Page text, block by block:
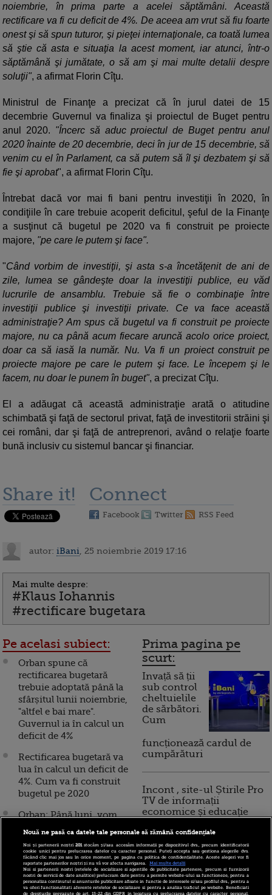
noiembrie, în prima parte a acelei săptămâni. Această
rectificare va fi cu deficit de 4%. De aceea am vrut să fiu foarte
onest şi să spun tuturor, şi pieţei internaţionale, ca toată lumea
să ştie că asta e situaţia la acest moment, iar atunci, într-o
săptămână şi jumătate, o să am şi mai multe detalii despre
soluţii", a afirmat Florin Cîţu.
Ministrul de Finanţe a precizat că în jurul datei de 15
decembrie Guvernul va finaliza şi proiectul de Buget pentru
anul 2020. "Încerc să aduc proiectul de Buget pentru anul
2020 înainte de 20 decembrie, deci în jur de 15 decembrie, să
venim cu el în Parlament, ca să putem să îl şi dezbatem şi să
fie şi aprobat", a afirmat Florin Cîţu.
Întrebat dacă vor mai fi bani pentru investiţii în 2020, în
condiţiile în care trebuie acoperit deficitul, şeful de la Finanţe
a susţinut că bugetul pe 2020 va fi construit pe proiecte
majore, "pe care le putem şi face".
"Când vorbim de investiţii, şi asta s-a încetăţenit de ani de
zile, lumea se gândeşte doar la investiţii publice, eu văd
lucrurile de ansamblu. Trebuie să fie o combinaţie între
investiţii publice şi investiţii private. Ce va face această
administraţie? Am spus că bugetul va fi construit pe proiecte
majore, nu ca până acum fiecare aruncă acolo orice proiect,
doar ca să iasă la număr. Nu. Va fi un proiect construit pe
proiecte majore pe care le putem şi face. Le începem şi le
facem, nu doar le punem în buget", a precizat Cîţu.
El a adăugat că această administraţie arată o atitudine
schimbată şi faţă de sectorul privat, faţă de investitorii străini şi
cei români, dar şi faţă de antreprenori, având o relaţie foarte
bună inclusiv cu sistemul bancar şi financiar.
Share it! Connect
Facebook Twitter RSS Feed
autor: iBani , 25 noiembrie 2019 17:16
Mai multe despre:
#Klaus Iohannis
#rectificare bugetara
Pe acelasi subiect:
Orban spune că
rectificarea bugetară
trebuie adoptată până la
sfârșitul lunii noiembrie,
"altfel e bai mare".
Guvernul ia în calcul un
deficit de 4%
Rectificarea bugetară va
lua în calcul un deficit de
4%. Cum va fi construit
bugetul pe 2020
Orban: Până luni, vom
avea scenariile şi
creşterea salariului
minim. Nu pot să spun
că va fi majorat cu 7,2%
Prima pagina pe
scurt:
Invață să ții
sub control
cheltuielile
de sărbători.
Cum
funcționează cardul de
cumpărături
Incont , site-ul Știrile Pro
TV de informații
economice și educație
10 reguli pentru decizii
financiare inteligente
Nouă ne pasă ca datele tale personale să rămână confidențiale
Noi și partenerii noștri201stocăm și/sau accesăm informații pe dispozitivul dvs., precum identificatorii
cookie unici pentru prelucrarea datelor cu caracter personal. Puteți accepta sau gestiona alegerile dvs.
făcând clic mai jos sau în orice moment, pe pagina cu politica de confidențialitate. Aceste alegeri vor fi
raportate partenerilor noștri și nu vă vor afecta navigarea.
Mai multe detalii
Noi si partenerii nostri (retelele de socializare si agentiile de publicitate partenere, precum si furnizorii
nostri de servicii de date analitice) prelucram date pentru a permite website-ului sa functioneze, pentru a
personaliza continutul si anunturile publicitare afisate in functie de interesele si/sau profilul dvs., pentru a
va oferi functionalitati aferente retelelor de socializare si pentru a analiza traficul pe website. Beneficiati
de drepturile prevazute de art. 15-22 din GDPR in legatura cu prelucrarea datelor cu caracter personal.